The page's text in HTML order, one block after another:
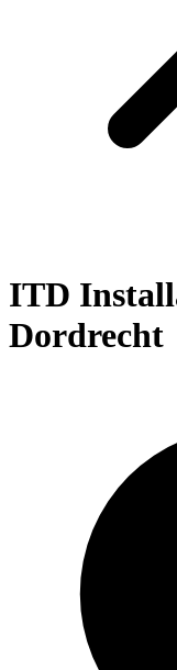
ITD
Dordrecht